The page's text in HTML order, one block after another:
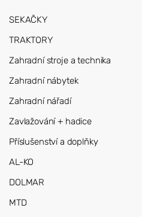
SEKAČKY
TRAKTORY
Zahradní stroje a technika
Zahradní nábytek
Zahradní nářadí
Zavlažování + hadice
Příslušenství a doplňky
AL-KO
DOLMAR
MTD